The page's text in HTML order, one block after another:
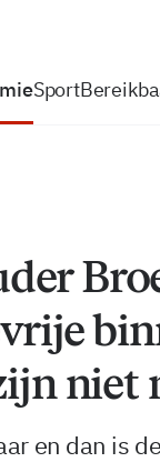
Sport
niet
en dan is